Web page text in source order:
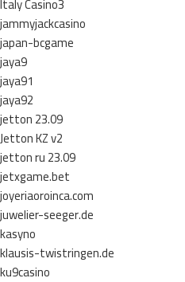
jammyjackcasino
japan-bcgame
jaya9
jaya91
jaya92
jetton 23.09
Jetton KZ v2
jetton ru 23.09
jetxgame.bet
joyeriaoroinca.com
juwelier-seeger.de
kasyno
klausis-twistringen.de
ku9casino